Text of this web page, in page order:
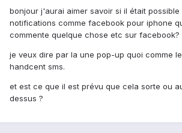
bonjour j'aurai aimer savoir si il était
notifications comme facebook pour iphone
commente quelque chose etc sur facebook?
je veux dire par la une pop-up quoi comme
handcent sms.
et est ce que il est prévu que cela sorte ou
dessus ?